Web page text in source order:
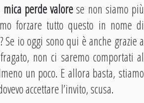
mica perde valorese non siamo più
forzare tutto questo in nome di
io oggi sono qui è anche grazie a
non ci saremo comportati al
un poco. E allora basta, stiamo
accettare l’invito, scusa.